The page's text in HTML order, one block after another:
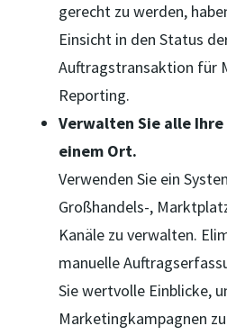
gerecht zu werden,
Einsicht in den Status
Auftragstransaktion für
Reporting.
Verwalten Sie alle
einem Ort.
Verwenden Sie ein
Großhandels-,
Kanäle zu verwalten.
manuelle
Sie wertvolle Einblicke,
Marketingkampagnen